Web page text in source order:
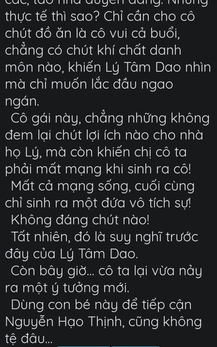
thực tế thì sao? Chỉ cần cho cô
chút đồ ăn là cô vui cả buổi,
chẳng có chút khí chất danh
môn nào, khiến Lý Tâm Dao nhìn
mà chỉ muốn lắc đầu ngao
ngán.
Cô gái này, chẳng những không
đem lại chút lợi ích nào cho nhà
họ Lý, mà còn khiến chị cô ta
phải mất mạng khi sinh ra cô!
Mất cả mạng sống, cuối cùng
chỉ sinh ra một đứa vô tích sự!
Không đáng chút nào!
Tất nhiên, đó là suy nghĩ trước
đây của Lý Tâm Dao.
Còn bây giờ… cô ta lại vừa nảy
ra một ý tưởng mới.
Dùng con bé này để tiếp cận
Nguyễn Hạo Thịnh, cũng không
tệ đâu…